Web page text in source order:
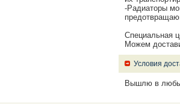
-Радиаторы
Специальная
Можем
Условия
Вышлю в